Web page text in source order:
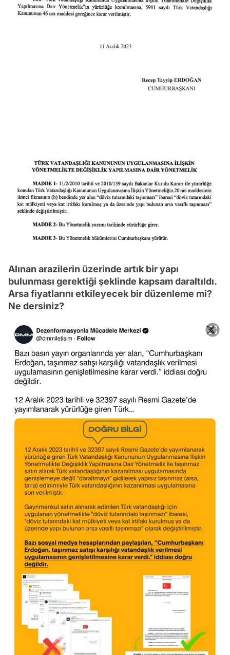
Alınan arazilerin üzerinde artık bir yapı
bulunması gerektiği şeklinde kapsam daraltıldı.
Arsa fiyatlarını etkileyecek bir düzenleme mi?
Ne dersiniz?